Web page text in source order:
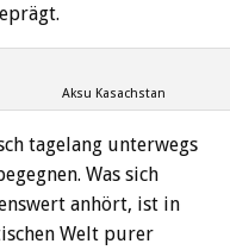
Aksu Kasachstan
tagelang unterwegs
Was sich
anhört, ist in
Welt purer